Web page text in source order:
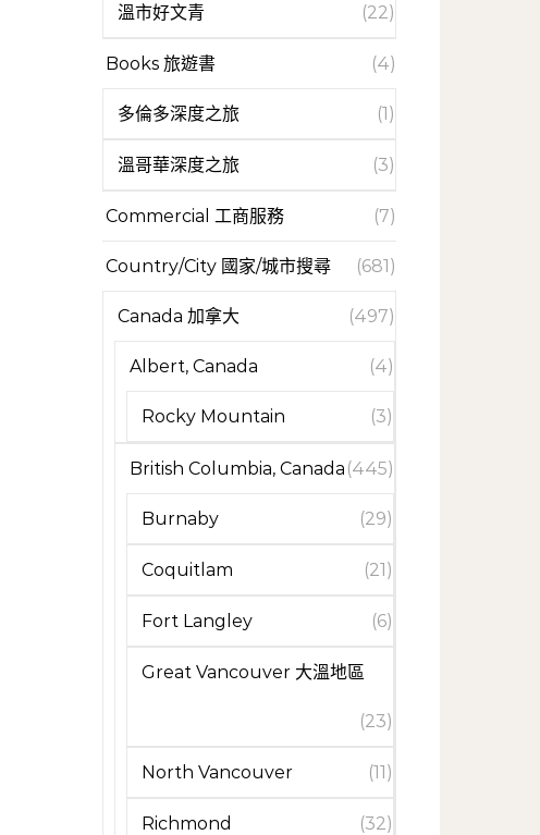
溫市好文青 (22)
Books 旅遊書 (4)
多倫多深度之旅 (1)
溫哥華深度之旅 (3)
Commercial 工商服務 (7)
Country/City 國家/城市搜尋 (681)
Canada 加拿大 (497)
Albert, Canada (4)
Rocky Mountain (3)
British Columbia, Canada (445)
Burnaby (29)
Coquitlam (21)
Fort Langley (6)
Great Vancouver 大溫地區
(23)
North Vancouver (11)
Richmond (32)